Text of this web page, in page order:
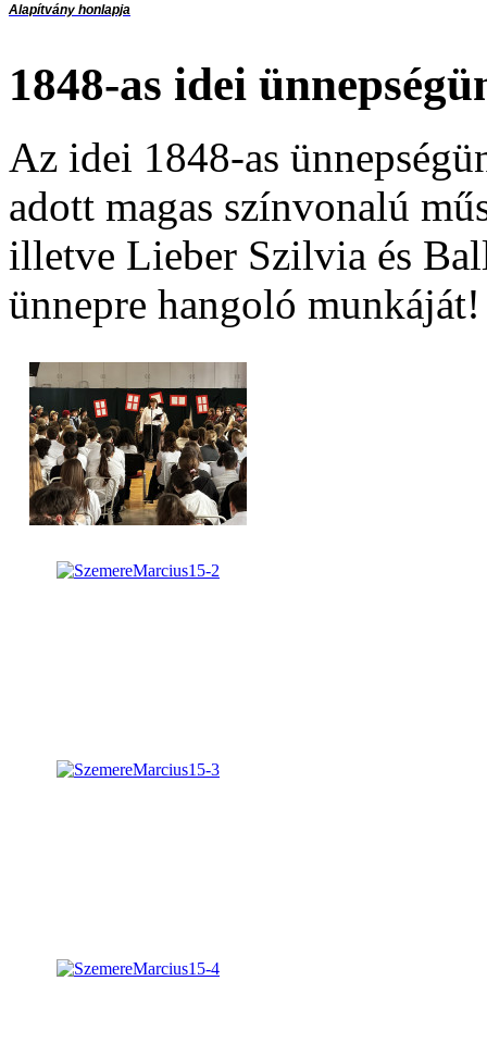
Alapítvány honlapja
1848-as idei
Az idei 1848-as
adott magas színvonalú
illetve Lieber Szilvia és
ünnepre hangoló munkáját!